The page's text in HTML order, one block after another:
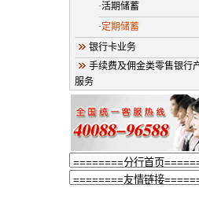
·活期储蓄
·定期储蓄
银行卡业务
手续费及佣金类零售银行
服务